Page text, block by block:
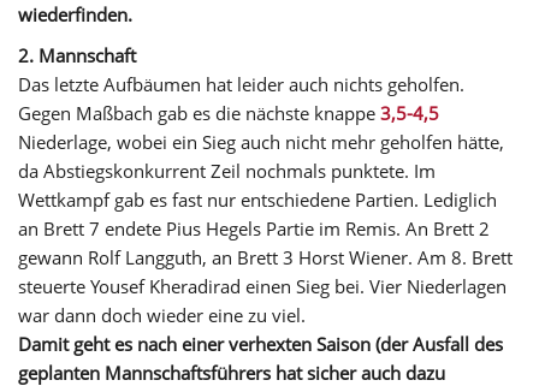
wiederfinden.
2. Mannschaft
Das letzte Aufbäumen hat leider auch nichts geholfen.
Gegen Maßbach gab es die nächste knappe 3,5-4,5
Niederlage, wobei ein Sieg auch nicht mehr geholfen hätte,
da Abstiegskonkurrent Zeil nochmals punktete. Im
Wettkampf gab es fast nur entschiedene Partien. Lediglich
an Brett 7 endete Pius Hegels Partie im Remis. An Brett 2
gewann Rolf Langguth, an Brett 3 Horst Wiener. Am 8. Brett
steuerte Yousef Kheradirad einen Sieg bei. Vier Niederlagen
war dann doch wieder eine zu viel.
Damit geht es nach einer verhexten Saison (der Ausfall des
geplanten Mannschaftsführers hat sicher auch dazu